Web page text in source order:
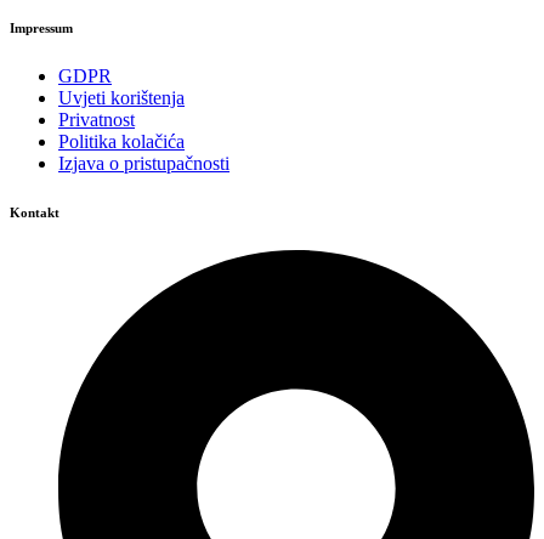
Impressum
GDPR
Uvjeti korištenja
Privatnost
Politika kolačića
Izjava o pristupačnosti
Kontakt